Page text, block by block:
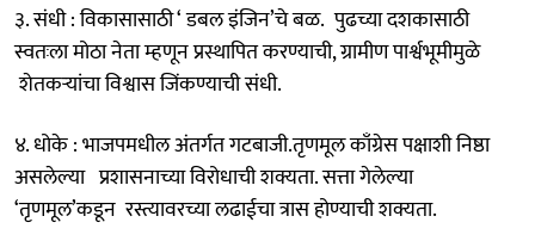
३. संधी : विकासासाठी ‘ डबल इंजिन’चे बळ. पुढच्या दशकासाठी
स्वतःला मोठा नेता म्हणून प्रस्थापित करण्याची, ग्रामीण पार्श्वभूमीमुळे
शेतकऱ्यांचा विश्वास जिंकण्याची संधी.
४. धोके : भाजपमधील अंतर्गत गटबाजी.तृणमूल काँग्रेस पक्षाशी निष्ठा
असलेल्या प्रशासनाच्या विरोधाची शक्यता. सत्ता गेलेल्या
‘तृणमूल’कडून रस्त्यावरच्या लढाईचा त्रास होण्याची शक्यता.